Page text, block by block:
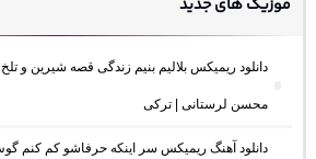
موزیک های جدید
دانلود ریمیکس بلالیم بنیم زندگی قصه شیرین و
محسن لرستانی | ترکی
دانلود آهنگ ریمیکس سر اینکه حرفاشو کم کنم